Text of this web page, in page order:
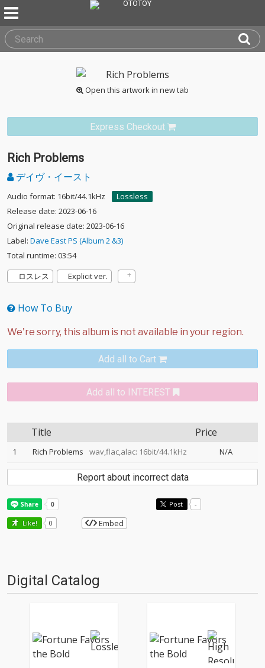
Open this artwork in new tab
Express Checkout
Rich Problems
デイヴ・イースト
Audio format: 16bit/44.1kHz
Lossless
Release date: 2023-06-16
Original release date: 2023-06-16
Label: Dave East PS (Album 2 &3)
Total runtime: 03:54
ロスレス
Explicit ver.
How To Buy
Add all to Cart
Add all to INTEREST
Title Price
1 Rich Problems wav,flac,alac: 16bit/44.1kHz N/A
Report about incorrect data
Post -
Like! 0 Embed
Digital Catalog